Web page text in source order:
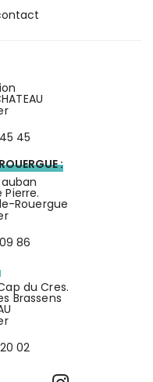
45
:
Pierre.
Rouergue
86
du Cres.
Brassens
02